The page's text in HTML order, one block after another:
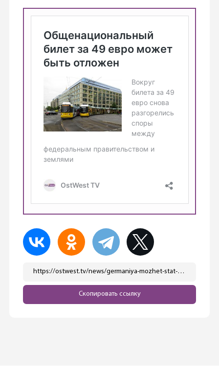
https://ostwest.tv/news/germaniya-mozhet-stat-bednee/
Скопировать ссылку